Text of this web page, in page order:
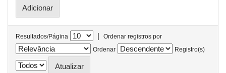
Resultados/Página |
Ordenar registros por
Ordenar
Registro(s)